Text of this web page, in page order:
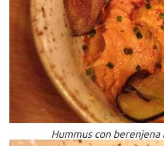
Hummus con